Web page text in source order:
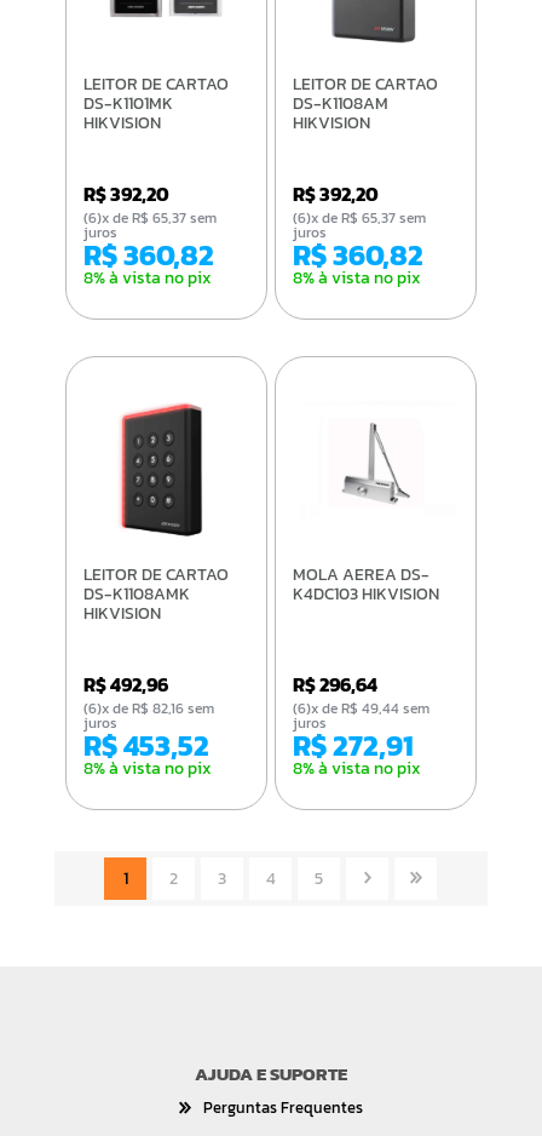
LEITOR DE CARTAO
DS-K1101MK
HIKVISION
R$ 392,20
R$ 360,82
8% à vista no pix
(6)x de R$ 65,37 sem
juros
LEITOR DE CARTAO
DS-K1108AM
HIKVISION
R$ 392,20
R$ 360,82
8% à vista no pix
(6)x de R$ 65,37 sem
juros
LEITOR DE CARTAO
DS-K1108AMK
HIKVISION
R$ 492,96
R$ 453,52
8% à vista no pix
(6)x de R$ 82,16 sem
juros
MOLA AEREA DS-
K4DC103 HIKVISION
R$ 296,64
R$ 272,91
8% à vista no pix
(6)x de R$ 49,44 sem
juros
1 2 3 4 5
AJUDA E SUPORTE
Perguntas Frequentes